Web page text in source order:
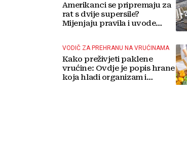
Amerikanci se pripremaju za
rat s dvije supersile?
Mijenjaju pravila i uvode
VODIČ ZA PREHRANU NA VRUĆINAMA
Kako preživjeti paklene
vrućine: Ovdje je popis hrane
koja hladi organizam i